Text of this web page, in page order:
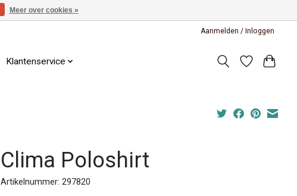
Aanmelden / Inloggen
Klantenservice
Clima Poloshirt
Artikelnummer: 297820
Meer over cookies »